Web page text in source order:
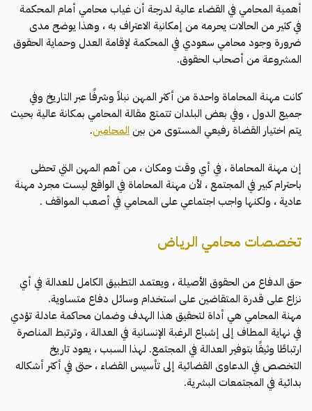
أهمية المحامي في القضاء عالية لدرجة أن غياب محامي أمام المحكمة
في كثير من الحالات يحرمه من إمكانية الاعتراف به ، وهذا يوضح مدى
ضرورة وجود محامي سعودي في المحكمة لإقامة العدل وحماية الحقوق
المشروعة من أصحاب الحقوق.
كانت مهنة المحاماة واحدة من أكثر المهن نبلاً وشرفًا عبر التاريخ وفي
جميع الدول ، وفي بعض البلدان تتمتع مقالة المحامي بمكانة عالية بحيث
يتم اختيار القضاة رفيعي المستوى من بين المحامين.
إن مهنة المحاماة ، في أي وقت ومكان ، من أهم المهن التي تحظى
باحترام كبير في المجتمع ، لأن مهنة المحاماة في الواقع ليست مجرد مهنة
عادية ، ولكنها واجب اجتماعي على المحامي في أصعب المواقف .
تخصصات محامي الرياض
حق الدفاع من الحقوق الأصيلة ، ويعتمد التطبيق الكامل للعدالة في أي
نزاع على قدرة المتقاضين على استخدام وسائل دفاع متساوية.
مهنة المحامي هي أداة لتحقيق هذا الهدف وضمان محاكمة عادلة تؤدي
في نهاية المطاف إلى إشباع الرغبة الإنسانية في العدالة ، وترتبط المناصرة
ارتباطًا وثيقًا بتوفير العدالة في المجتمع. لهذا السبب ، يعود تاريخ
التخصص في الدعاوى القضائية إلى تأسيس القضاء ، حتى في أكثر أشكاله
بدائية في المجتمعات البشرية.